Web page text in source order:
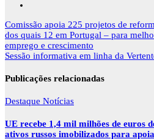
Navegação
de
artigos
Comissão apoia 225 projetos de
dos quais 12 em Portugal – para
emprego e crescimento
Sessão informativa em linha da
Publicações relacionadas
Destaque Notícias
UE recebe 1,4 mil milhões de euros
ativos russos imobilizados para